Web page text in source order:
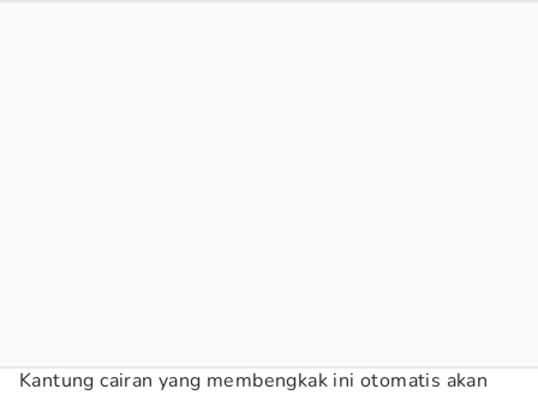
Kantung cairan yang membengkak ini otomatis akan